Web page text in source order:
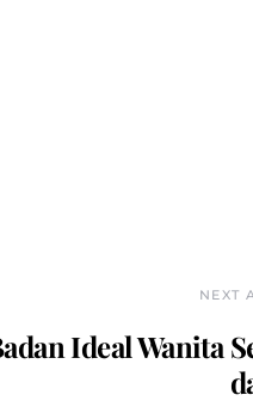
NEXT
Ideal Wanita